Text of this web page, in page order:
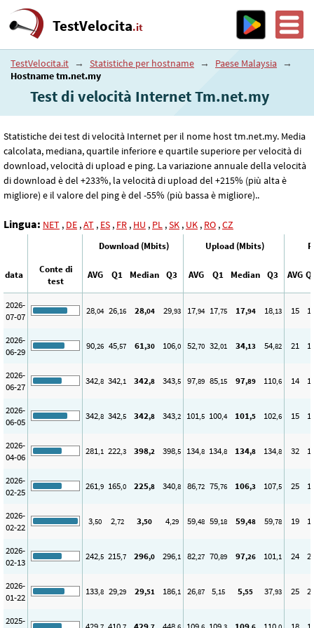
TestVelocita.it
TestVelocita.it → Statistiche per hostname → Paese Malaysia →
Hostname tm.net.my
Test di velocità Internet Tm.net.my
Statistiche dei test di velocità Internet per il nome host tm.net.my. Media
calcolata, mediana, quartile inferiore e quartile superiore per velocità di
download, velocità di upload e ping. La variazione annuale della velocità
di download è del +233%, la velocità di upload del +215% (più alta è
migliore) e il valore del ping è del -55% (più bassa è migliore)..
Lingua: NET , DE ,AT , ES , FR , HU , PL ,SK , UK , RO ,CZ
Download (Mbits) Upload (Mbits)
data
Conte di
test
AVG Q1 Median Q3 AVG Q1 Median Q3 AVG
2026-
07-07
28,04 26,16 28,04 29,93 17,94 17,75 17,94 18,13 15
2026-
06-29
90,26 45,57 61,30 106,0 52,70 32,01 34,13 54,82 21
2026-
06-27
342,8 342,1 342,8 343,5 97,89 85,15 97,89 110,6 14
2026-
06-05
342,8 342,5 342,8 343,2 101,5 100,4 101,5 102,6 15
2026-
04-06
281,1 222,3 398,2 398,5 134,8 134,8 134,8 134,8 32
2026-
02-25
261,9 165,0 225,8 340,8 86,72 75,76 106,3 107,5 25
2026-
02-22
3,50 2,72 3,50 4,29 59,48 59,18 59,48 59,78 19
2026-
02-13
242,5 215,7 296,0 296,1 82,27 70,89 97,26 101,1 24
2026-
01-22
133,8 29,29 29,51 186,1 26,87 5,15 5,55 37,93 25
2025-